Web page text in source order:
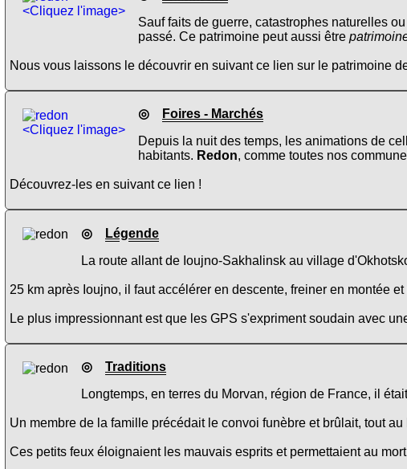
<Cliquez l'image>
Sauf faits de guerre, catastrophes naturelles
passé. Ce patrimoine peut aussi être
Nous vous laissons le découvrir en suivant ce lien sur le patrimoine
<Cliquez l'image>
◎
Foires - Marchés
Depuis la nuit des temps, les animations de
habitants. Redon, comme toutes nos
Découvrez-les en suivant ce lien !
◎
Légende
La route allant de Ioujno-Sakhalinsk au village
25 km après Ioujno, il faut accélérer en descente, freiner en montée
Le plus impressionnant est que les GPS s'expriment soudain avec
◎ Traditions
Longtemps, en terres du Morvan, région de France, il
Un membre de la famille précédait le convoi funèbre et brûlait, tout
Ces petits feux éloignaient les mauvais esprits et permettaient au